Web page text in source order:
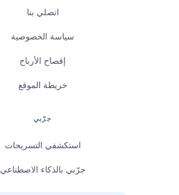
اتصلي بنا
سياسة الخصوصية
إفصاح الأرباح
خريطة الموقع
جرّبي
استكشفي التسريحات
جرّبي بالذكاء الاصطناعي